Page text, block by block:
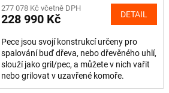
277 078 Kč včetně DPH
228 990 Kč DETAIL
Pece jsou svojí konstrukcí určeny pro
spalování buď dřeva, nebo dřevěného uhlí,
slouží jako gril/pec, a můžete v nich vařit
nebo grilovat v uzavřené komoře.
Spalovací komora z...